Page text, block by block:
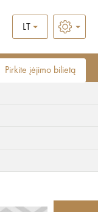
LT
Pirkite įėjimo bilietą